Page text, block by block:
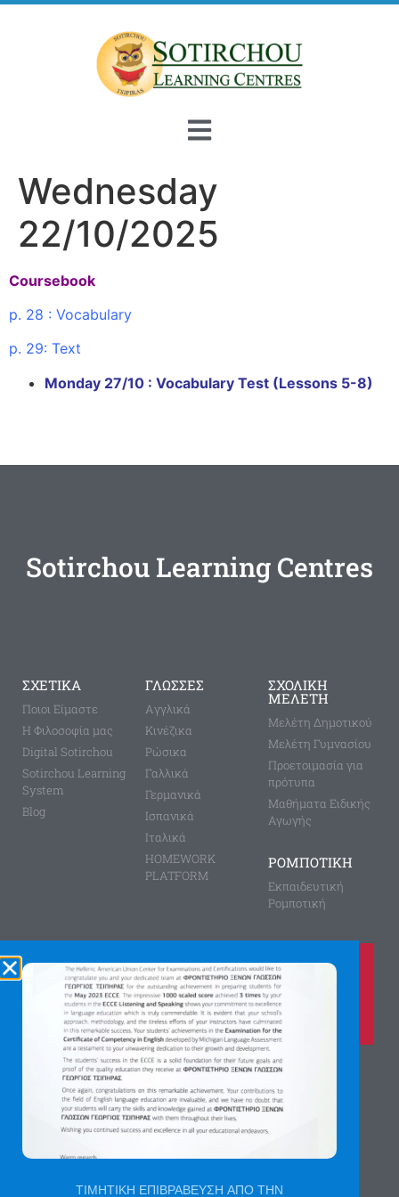
Wednesday
22/10/2025
Coursebook
p. 28 : Vocabulary
p. 29: Text
Monday 27/10 : Vocabulary Test (Lessons 5-8)
Sotirchou Learning Centres
ΣΧΕΤΙΚΑ
Ποιοι Είμαστε
Η Φιλοσοφία μας
Digital Sotirchou
Sotirchou Learning
System
Blog
ΓΛΩΣΣΕΣ
Aγγλικά
Κινέζικα
Ρώσικα
Γαλλικά
Γερμανικά
Ισπανικά
Ιταλικά
HOMEWORK
PLATFORM
ΣΧΟΛΙΚΗ
ΜΕΛΕΤΗ
Μελέτη Δημοτικού
Μελέτη Γυμνασίου
Προετοιμασία για
πρότυπα
Μαθήματα Ειδικής
Αγωγής
ΡΟΜΠΟΤΙΚΗ
Εκπαιδευτική
Ρομποτική
Καλέστε μας τώρα στο
210 8028149
για περισσότερες πληροφορίες
Αγίας Παρασκευής 8, Άνω Πεύκη
Αργύρη Γεωργίου 2, Λυκόβρυση
Πατήστε εδώ για χάρτη
ΤΙΜΗΤΙΚΗ ΕΠΙΒΡΑΒΕΥΣΗ ΑΠΟ ΤΗΝ